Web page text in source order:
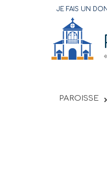
content
JE FAIS UN
PAROISSE